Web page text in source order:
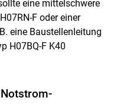
eine mittelschwere
F oder einer
eine Baustellenleitung
H07BQ-F K40